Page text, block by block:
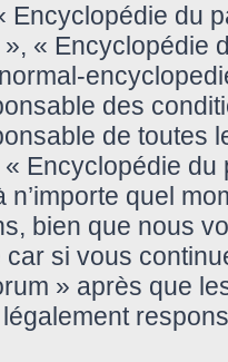
Encyclopédie du
« Encyclopédie
des
de toutes
Encyclopédie
n’importe quel
bien que nous
si vous
» après que
légalement